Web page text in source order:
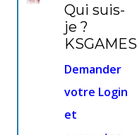
Qui suis-
je ?
KSGAMES
Demander
votre Login
et